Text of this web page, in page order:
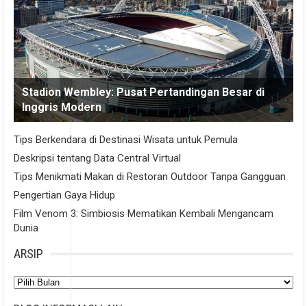
Stadion Wembley: Pusat Pertandingan Besar di
Inggris Modern
Tips Berkendara di Destinasi Wisata untuk Pemula
Deskripsi tentang Data Central Virtual
Tips Menikmati Makan di Restoran Outdoor Tanpa Gangguan
Pengertian Gaya Hidup
Film Venom 3: Simbiosis Mematikan Kembali Mengancam
Dunia
ARSIP
Arsip